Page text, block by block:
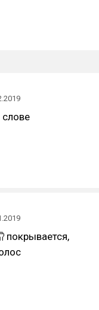
покрывается,